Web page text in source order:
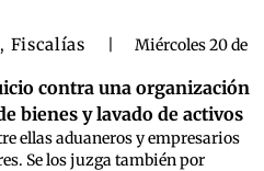
, Fiscalías
Miércoles 20 de
contra una organización
bienes y lavado de activos
ellas aduaneros y empresarios
Se los juzga también por